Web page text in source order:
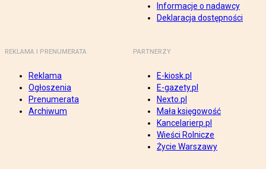
Informacje o nadawcy
Deklaracja dostępności
REKLAMA I PRENUMERATA
Reklama
Ogłoszenia
Prenumerata
Archiwum
PARTNERZY
E-kiosk.pl
E-gazety.pl
Nexto.pl
Mała księgowość
Kancelarierp.pl
Wieści Rolnicze
Życie Warszawy